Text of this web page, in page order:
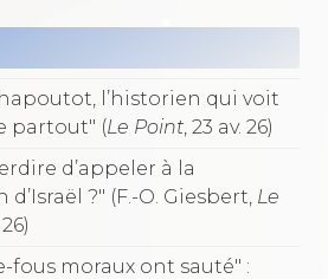
l’historien qui voit
partout" (Le Point , 23 av. 26)
d’appeler à la
?" (F.-O. Giesbert, Le
26)
fous moraux ont sauté" :